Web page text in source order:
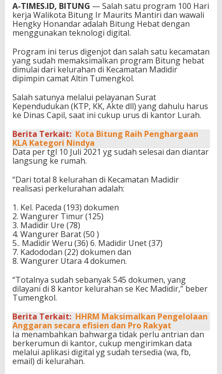
A-TIMES.ID, BITUNG — Salah satu program 100 Hari
kerja Walikota Bitung Ir Maurits Mantiri dan wawali
Hengky Honandar adalah Bitung Hebat dengan
menggunakan teknologi digital.
Program ini terus digenjot dan salah satu kecamatan
yang sudah memaksimalkan program Bitung hebat
dimulai dari kelurahan di Kecamatan Madidir
dipimpin camat Altin Tumengkol.
Salah satunya melalui pelayanan Surat
Kependudukan (KTP, KK, Akte dll) yang dahulu harus
ke Dinas Capil, saat ini cukup urus di kantor Lurah.
Berita Terkait: Kota Bitung Raih Penghargaan
KLA Kategori Nindya
Data per tgl 10 Juli 2021 yg sudah selesai dan diantar
langsung ke rumah.
“Dari total 8 kelurahan di Kecamatan Madidir
realisasi perkelurahan adalah:
1. Kel. Paceda (193) dokumen
2. Wangurer Timur (125)
3. Madidir Ure (78)
4. Wangurer Barat (50 )
5.. Madidir Weru (36) 6. Madidir Unet (37)
7. Kadododan (22) dokumen dan
8. Wangurer Utara 4 dokumen.
“Totalnya sudah sebanyak 545 dokumen, yang
dilayani di 8 kantor kelurahan se Kec Madidir,” beber
Tumengkol.
Berita Terkait: HHRM Maksimalkan Pengelolaan
Anggaran secara efisien dan Pro Rakyat
Ia menambahkan bahwarga tidak perlu antrian dan
berkerumun di kantor, cukup mengirimkan data
melalui aplikasi digital yg sudah tersedia (wa, fb,
email) di kelurahan.